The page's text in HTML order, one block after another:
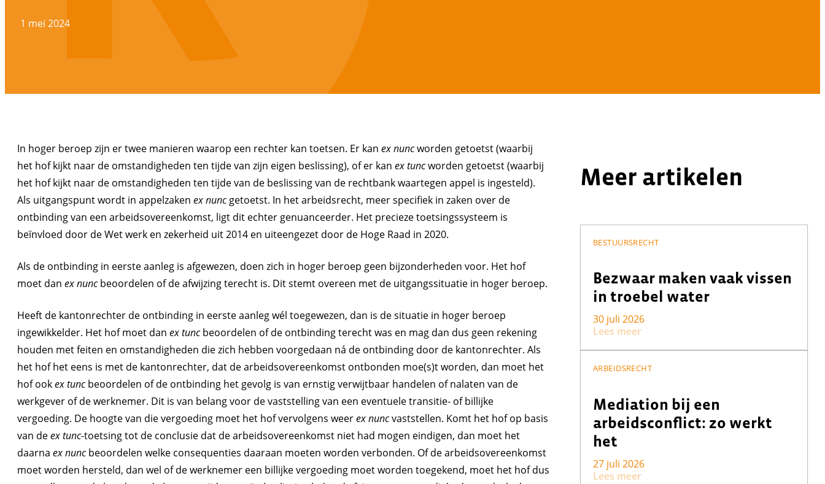
1 mei 2024
In hoger beroep zijn er twee manieren waarop een rechter kan toetsen. Er kan ex nuncworden getoetst (waarbij
het hof kijkt naar de omstandigheden ten tijde van zijn eigen beslissing), of er kan ex tuncworden getoetst (waarbij
het hof kijkt naar de omstandigheden ten tijde van de beslissing van de rechtbank waartegen appel is ingesteld).
Als uitgangspunt wordt in appelzaken ex nuncgetoetst. In het arbeidsrecht, meer specifiek in zaken over de
ontbinding van een arbeidsovereenkomst, ligt dit echter genuanceerder. Het precieze toetsingssysteem is
beïnvloed door de Wet werk en zekerheid uit 2014 en uiteengezet door de Hoge Raad in 2020.
Als de ontbinding in eerste aanleg is afgewezen, doen zich in hoger beroep geen bijzonderheden voor. Het hof
moet dan ex nuncbeoordelen of de afwijzing terecht is. Dit stemt overeen met de uitgangssituatie in hoger beroep.
Heeft de kantonrechter de ontbinding in eerste aanleg wél toegewezen, dan is de situatie in hoger beroep
ingewikkelder. Het hof moet dan ex tuncbeoordelen of de ontbinding terecht was en mag dan dus geen rekening
houden met feiten en omstandigheden die zich hebben voorgedaan ná de ontbinding door de kantonrechter. Als
het hof het eens is met de kantonrechter, dat de arbeidsovereenkomst ontbonden moe(s)t worden, dan moet het
hof ookex tuncbeoordelen of de ontbinding het gevolg is van ernstig verwijtbaar handelen of nalaten van de
werkgever of de werknemer. Dit is van belang voor de vaststelling van een eventuele transitie- of billijke
vergoeding. De hoogte van die vergoeding moet het hof vervolgens weerex nuncvaststellen. Komt het hof op basis
van deex tunc-toetsing tot de conclusie dat de arbeidsovereenkomst niet had mogen eindigen, dan moet het
daarna ex nuncbeoordelen welke consequenties daaraan moeten worden verbonden. Of de arbeidsovereenkomst
moet worden hersteld, dan wel of de werknemer een billijke vergoeding moet worden toegekend, moet het hof dus
Meer artikelen
BESTUURSRECHT
Bezwaar maken vaak vissen
in troebel water
30 juli 2026
Lees meer
ARBEIDSRECHT
Mediation bij een
arbeidsconflict: zo werkt
het
27 juli 2026
Lees meer